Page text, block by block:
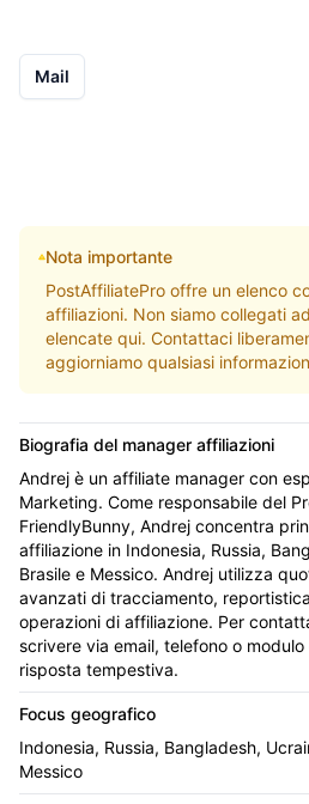
Mail
Nota importante
PostAffiliatePro offre un elenco
affiliazioni. Non siamo collegati
elencate qui. Contattaci
aggiorniamo qualsiasi
Biografia del manager affiliazioni
Andrej è un affiliate manager con
Marketing. Come responsabile del
FriendlyBunny, Andrej concentra
affiliazione in Indonesia, Russia,
Brasile e Messico. Andrej utilizza
avanzati di tracciamento,
operazioni di affiliazione. Per
scrivere via email, telefono o
risposta tempestiva.
Focus geografico
Indonesia, Russia, Bangladesh,
Messico